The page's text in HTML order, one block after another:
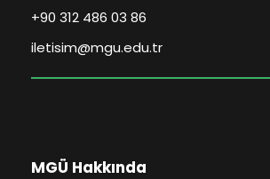
+90 312 486 03 86
iletisim@mgu.edu.tr
MGÜ Hakkında